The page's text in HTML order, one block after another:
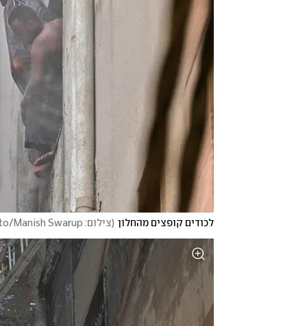
לכודים קופצים מהחלון (צילום: AP Photo/Manish Swarup